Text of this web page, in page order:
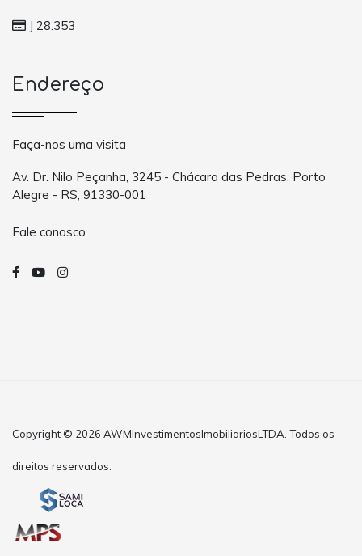
J 28.353
Endereço
Faça-nos uma visita
Av. Dr. Nilo Peçanha, 3245 - Chácara das Pedras, Porto
Alegre - RS, 91330-001
Fale conosco
Copyright © 2026 AWMInvestimentosImobiliariosLTDA. Todos os
direitos reservados.